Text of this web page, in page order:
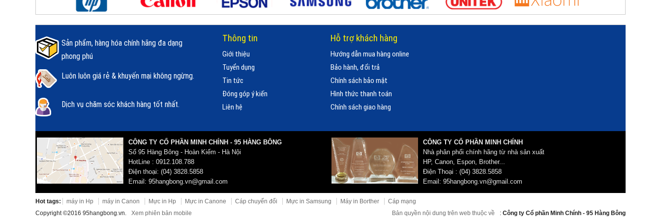
Sản phẩm, hàng hóa chính hãng đa dạng
phong phú
Luôn luôn giá rẻ & khuyến mại không ngừng.
Dịch vụ chăm sóc khách hàng tốt nhất.
Thông tin
Giới thiệu
Tuyển dụng
Tin tức
Đóng góp ý kiến
Liên hệ
Hỗ trợ khách hàng
Hướng dẫn mua hàng online
Bảo hành, đổi trả
Chính sách bảo mật
Hình thức thanh toán
Chính sách giao hàng
CÔNG TY CỔ PHẦN MINH CHÍNH - 95 HÀNG BÔNG
Số 95 Hàng Bông - Hoàn Kiếm - Hà Nội
HotLine : 0912.108.788
Điện thoại: (04) 3828.5858
Email: 95hangbong.vn@gmail.com
CÔNG TY CỔ PHẦN MINH CHÍNH
Nhà phân phối chính hãng từ nhà sản xuất
HP, Canon, Espon, Brother...
Điện Thoại : (04) 3828.5858
Email: 95hangbong.vn@gmail.com
Hot tags: máy in Hp máy in Canon Mực in Hp Mực in Canone Cáp chuyển đổi Mực in Samsung Máy in Borther
Cáp mạng
Copyright ©2016 95hangbong.vn.
Xem phiên bản mobile Bản quyền nội dung trên web thuộc về : Công ty Cổ phần Minh Chính - 95 Hàng Bông